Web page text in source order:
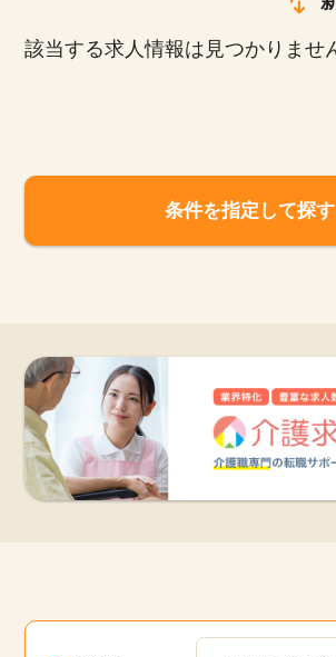
サイトの使い方
就職サポート
該当する求人情報は見つかりませ
条件を指定して探す